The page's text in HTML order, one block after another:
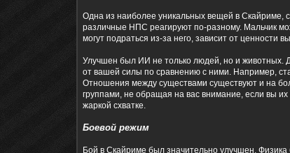
Одна из наиболее уникальных вещей в Скайриме,
различные НПС реагируют по-разному. Мальчик
могут подраться из-за него, зависит от ценности
Улучшен был ИИ не только людей, но и животных.
от вашей силы по сравнению с ними. Например,
Отношения между существами существуют и на
группами, не обращая на вас внимание, если вы
жаркой схватке.
Боевой режим
Бой в Скайриме был значительно улучшен.